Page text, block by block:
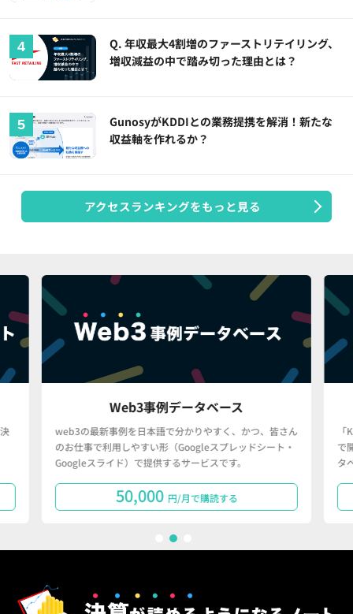
Q. 年収最大4割増のファーストリテイリング、
増収減益の中で踏み切った理由とは？
GunosyがKDDIとの業務提携を解消！新たな
収益軸を作れるか？
アクセスランキングをもっと見る
Web3事例データベース
web3の最新事例を日本語で分かりやすく、かつ、皆さん
のお仕事で利用しやすい形（Googleスプレッドシート・
Googleスライド）で提供するサービスです。
50,000 円/月で購読する
で
タ